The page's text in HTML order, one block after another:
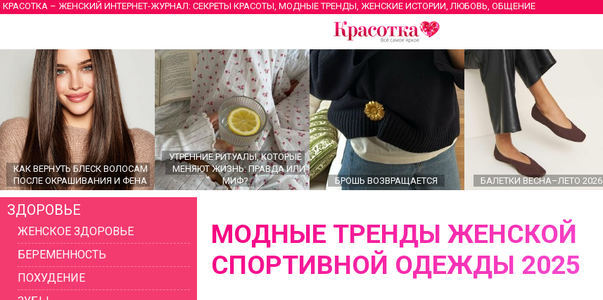
КРАСОТКА – ЖЕНСКИЙ ИНТЕРНЕТ-ЖУРНАЛ: СЕКРЕТЫ КРАСОТЫ, МОДНЫЕ ТРЕНДЫ, ЖЕНСКИЕ ИСТОРИИ, ЛЮБОВЬ, ОБЩЕНИЕ
КАК ВЕРНУТЬ БЛЕСК ВОЛОСАМ
ПОСЛЕ ОКРАШИВАНИЯ И ФЕНА
УТРЕННИЕ РИТУАЛЫ, КОТОРЫЕ
МЕНЯЮТ ЖИЗНЬ: ПРАВДА ИЛИ
МИФ?
БРОШЬ ВОЗВРАЩАЕТСЯ БАЛЕТКИ ВЕСНА–ЛЕТО 2026
ЗДОРОВЬЕ
ЖЕНСКОЕ ЗДОРОВЬЕ
БЕРЕМЕННОСТЬ
ПОХУДЕНИЕ
МОДНЫЕ ТРЕНДЫ ЖЕНСКОЙ
СПОРТИВНОЙ ОДЕЖДЫ 2025